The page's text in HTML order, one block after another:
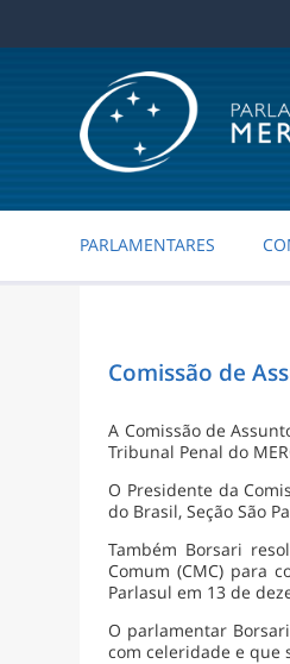
PARLAMENTARES
Comissão de
A Comissão de
Tribunal Penal do
O Presidente da
do Brasil, Seção São
Também Borsari
Comum (CMC) para
Parlasul em 13 de
O parlamentar
com celeridade e que